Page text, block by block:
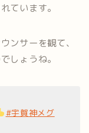
ています。
ンサーを観て、
しょうね。
#宇賀神メグ